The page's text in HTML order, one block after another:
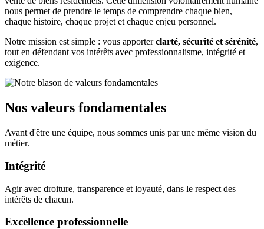
nous permet de prendre le temps de comprendre chaque bien,
chaque histoire, chaque projet et chaque enjeu personnel.
Notre mission est simple : vous apporterclarté, sécurité et sérénité,
tout en défendant vos intérêts avec professionnalisme, intégrité et
exigence.
Nos valeurs fondamentales
Avant d'être une équipe, nous sommes unis par une même vision du
métier.
Intégrité
Agir avec droiture, transparence et loyauté, dans le respect des
intérêts de chacun.
Excellence professionnelle